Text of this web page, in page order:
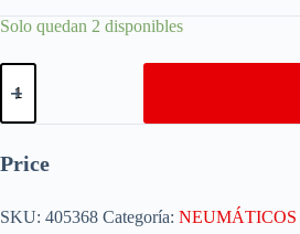
Solo quedan 2 disponibles
Price
SKU: 405368 Categoría: NEUMÁTICOS